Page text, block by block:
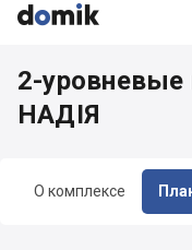



О комплексе
2-
НАДІЯ